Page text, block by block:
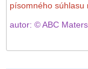
písomného súhlasu
autor: © ABC